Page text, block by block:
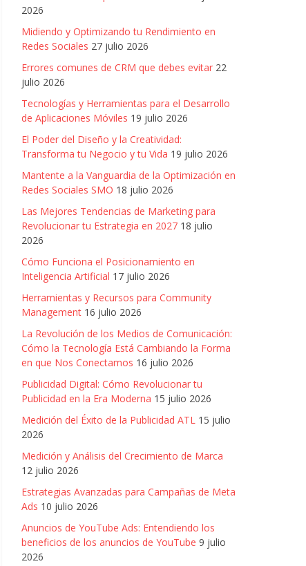
2026
Midiendo y Optimizando tu Rendimiento en
Redes Sociales 27 julio 2026
Errores comunes de CRM que debes evitar 22
julio 2026
Tecnologías y Herramientas para el Desarrollo
de Aplicaciones Móviles 19 julio 2026
El Poder del Diseño y la Creatividad:
Transforma tu Negocio y tu Vida 19 julio 2026
Mantente a la Vanguardia de la Optimización en
Redes Sociales SMO 18 julio 2026
Las Mejores Tendencias de Marketing para
Revolucionar tu Estrategia en 2027 18 julio
2026
Cómo Funciona el Posicionamiento en
Inteligencia Artificial 17 julio 2026
Herramientas y Recursos para Community
Management 16 julio 2026
La Revolución de los Medios de Comunicación:
Cómo la Tecnología Está Cambiando la Forma
en que Nos Conectamos 16 julio 2026
Publicidad Digital: Cómo Revolucionar tu
Publicidad en la Era Moderna 15 julio 2026
Medición del Éxito de la Publicidad ATL 15 julio
2026
Medición y Análisis del Crecimiento de Marca
12 julio 2026
Estrategias Avanzadas para Campañas de Meta
Ads 10 julio 2026
Anuncios de YouTube Ads: Entendiendo los
beneficios de los anuncios de YouTube 9 julio
2026